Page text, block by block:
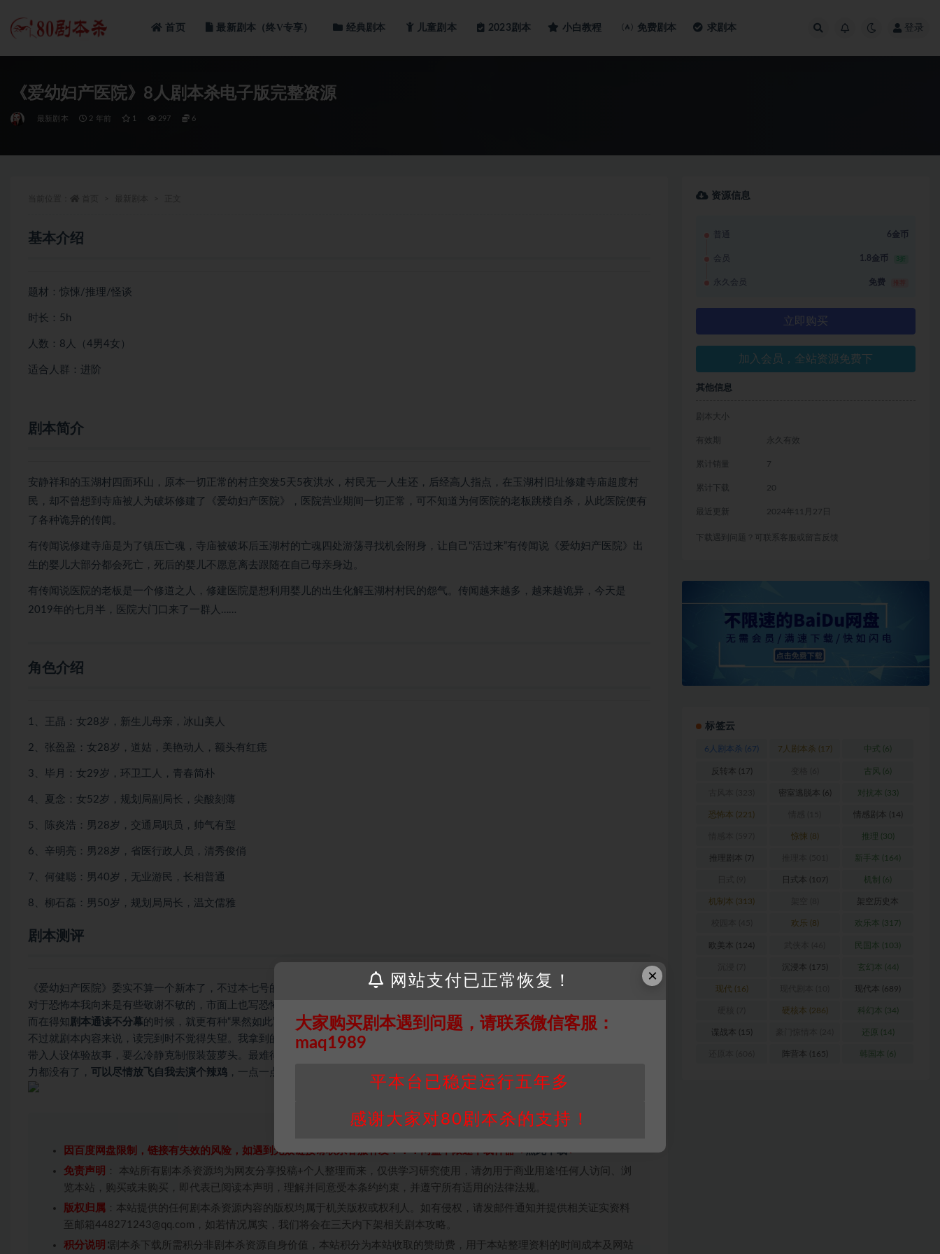
首页 最新剧本（终V专享） 经典剧本 儿童剧本 2023剧本 小白教程 免费剧本 求剧本 登录
《爱幼妇产医院》8人剧本杀电子版完整资源
最新剧本 2 年前 1 297 6
基本介绍
题材：惊悚/推理/怪谈
时长：5h
人数：8人（4男4女）
适合人群：进阶
剧本简介
安静祥和的玉湖村四面环山，原本一切正常的村庄突发5天5夜洪水，村民无一人生还，后经高人指点，在玉湖村旧址修建寺庙超度村
民，却不曾想到寺庙被人为破坏修建了《爱幼妇产医院》，医院营业期间一切正常，可不知道为何医院的老板跳楼自杀，从此医院便有
了各种诡异的传闻。
有传闻说修建寺庙是为了镇压亡魂，寺庙被破坏后玉湖村的亡魂四处游荡寻找机会附身，让自己“活过来”有传闻说《爱幼妇产医院》出
生的婴儿大部分都会死亡，死后的婴儿不愿意离去跟随在自己母亲身边。
有传闻说医院的老板是一个修道之人，修建医院是想利用婴儿的出生化解玉湖村村民的怨气。传闻越来越多，越来越诡异，今天是
2019年的七月半，医院大门口来了一群人……
角色介绍
1、王晶：女28岁，新生儿母亲，冰山美人
2、张盈盈：女28岁，道姑，美艳动人，额头有红痣
3、毕月：女29岁，环卫工人，青春简朴
4、夏念：女52岁，规划局副局长，尖酸刻薄
5、陈炎浩：男28岁，交通局职员，帅气有型
6、辛明亮：男28岁，省医行政人员，清秀俊俏
7、何健聪：男40岁，无业游民，长相普通
8、柳石磊：男50岁，规划局局长，温文儒雅
剧本测评
《爱幼妇产医院》委实不算一个新本了，不过本七号的确是很最近才上车体验了一把。
对于恐怖本我向来是有些敬谢不敏的，市面上也写恐怖本除了NPC扮鬼吓人就啥也没有了，所以上车的时候我心里也是没抱什么期待。
而在得知 剧本通读不分幕的时候，就更有种“果然如此”的感觉了。
不过就剧本内容来说，读完到时不觉得失望。我拿到的角色是个非常辣鸡的人渣，
带入人设体验故事，要么冷静克制假装菠萝头。最难得的就是拿到这种角色，身上脏事一堆，人设恶心到令人发指的程度，反倒一点压
力都没有了，
可以尽情放飞自我去演个辣鸡 ，一点一点被人爆出黑料的时候还可以跳脱出来自我批判，这感觉也是非常美妙的！
因百度网盘限制，链接有失效的风险，如遇到无效链接请联系客服补发！！！网盘不限速下载神器→点此下载←
免责声明 ： 本站所有剧本杀资源均为网友分享投稿+个人整理而来，仅供学习研究使用，请勿用于商业用途!任何人访问、浏
览本站，购买或未购买，即代表已阅读本声明，理解并同意受本条约约束，并遵守所有适用的法律法规。
版权归属 ：本站提供的任何剧本杀资源内容的版权均属于机关版权或权利人。如有侵权，请发邮件通知并提供相关证实资料
至邮箱448271243@qq.com，如若情况属实，我们将会在三天内下架相关剧本攻略。
积分说明 ∶剧本杀下载所需积分非剧本杀资源自身价值，本站积分为本站收取的赞助费，用于本站整理资料的时间成本及网站
资源信息
普通 6金币
会员 1.8金币 3折
永久会员 免费
立即购买
加入会员，全站资源免费下
其他信息
剧本大小
有效期 永久有效
累计销量 7
累计下载 20
最近更新 2024年11月27日
下载遇到问题？可联系客服或留言反馈
标签云
6人剧本杀 (67) 7人剧本杀 (17) 中式 (6)
反转本 (17) 古风 (6)
密室逃脱本 (6) 对抗本 (33)
恐怖本 (221) 情感剧本 (14)
惊悚 (8) 推理 (30)
推理剧本 (7) 新手本 (164)
日式本 (107) 机制 (6)
机制本 (313) 架空历史本
(102)
欢乐 (8) 欢乐本 (317)
欧美本 (124) 民国本 (103)
沉浸本 (175) 玄幻本 (44)
现代 (16) 现代本 (689)
硬核本 (286) 科幻本 (34)
谍战本 (15) 还原 (14)
阵营本 (165) 韩国本 (6)
×
网站支付已正常恢复！
大家购买剧本遇到问题，请联系微信客服：
maq1989
平本台已稳定运行五年多
感谢大家对80剧本杀的支持！